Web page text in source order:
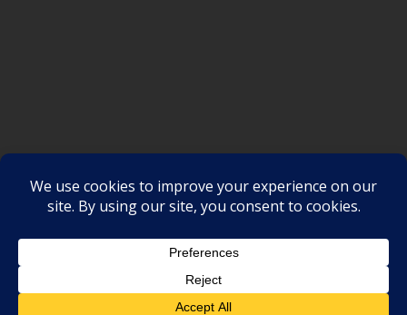
Proudly powered by WordPress |Theme: SuperMag by